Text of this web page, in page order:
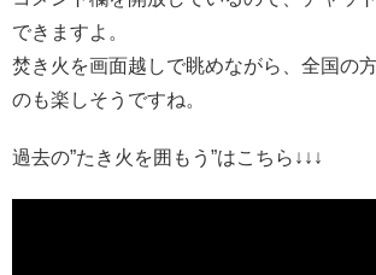
できますよ。
焚き火を画面越しで眺めながら、全国の
のも楽しそうですね。
過去の”たき火を囲もう”はこちら↓↓↓